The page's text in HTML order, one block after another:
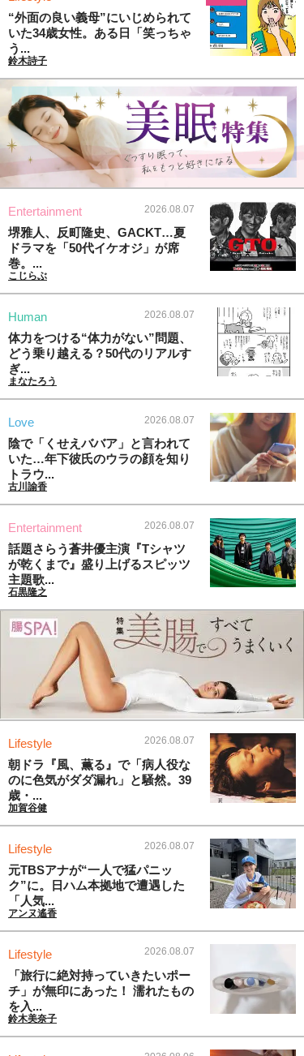
“外面の良い義母”にいじめられて
いた34歳女性。ある日「笑っちゃ
う...
鈴木詩子
Entertainment 2026.08.07
堺雅人、反町隆史、GACKT…夏
ドラマを「50代イケオジ」が席
巻。...
こじらぶ
Human 2026.08.07
体力をつける“体力がない”問題、
どう乗り越える？50代のリアルす
ぎ...
まなたろう
Love 2026.08.07
陰で「くせえババア」と言われて
いた…年下彼氏のウラの顔を知り
トラウ...
古川諭香
Entertainment 2026.08.07
話題さらう蒼井優主演『Tシャツ
が乾くまで』盛り上げるスピッツ
主題歌...
石黒隆之
Lifestyle 2026.08.07
朝ドラ『風、薫る』で「病人役な
のに色気がダダ漏れ」と騒然。39
歳・...
加賀谷健
Lifestyle 2026.08.07
元TBSアナが“一人で猛パニッ
ク”に。日ハム本拠地で遭遇した
「人気...
アンヌ遙香
Lifestyle 2026.08.07
「旅行に絶対持っていきたいポー
チ」が無印にあった！ 濡れたもの
を入...
鈴木美奈子